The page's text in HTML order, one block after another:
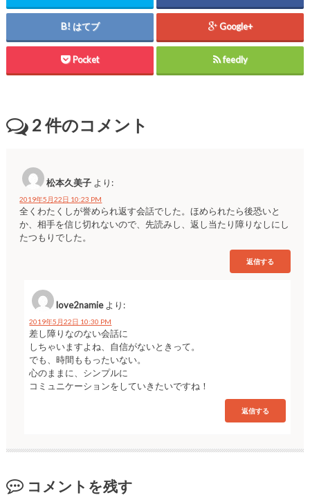
はてブ Google+
Pocket feedly
2件のコメント
松本久美子 より:
2019年5月22日 10:23 PM
全くわたくしが誉められ返す会話でした。ほめられたら後恐いと
か、相手を信じ切れないので、先読みし、返し当たり障りなしにし
たつもりでした。
返信する
love2namie より:
2019年5月22日 10:30 PM
差し障りなのない会話に
しちゃいますよね、自信がないときって。
でも、時間ももったいない。
心のままに、シンプルに
コミュニケーションをしていきたいですね！
返信する
コメントを残す